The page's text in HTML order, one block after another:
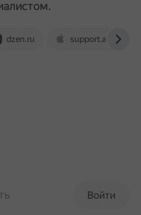
dzen.ru support.apple.com
Войти